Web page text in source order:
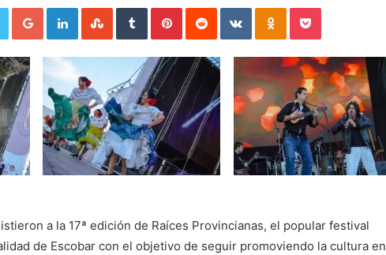
TwitterGoogle+LinkedInStumbleUpon
TumblrPinterestReddit VKontakteOdnoklassniki
Pocket
a la 17ª edición de Raíces Provincianas, el popular festival
de Escobar con el objetivo de seguir promoviendo la cultura en